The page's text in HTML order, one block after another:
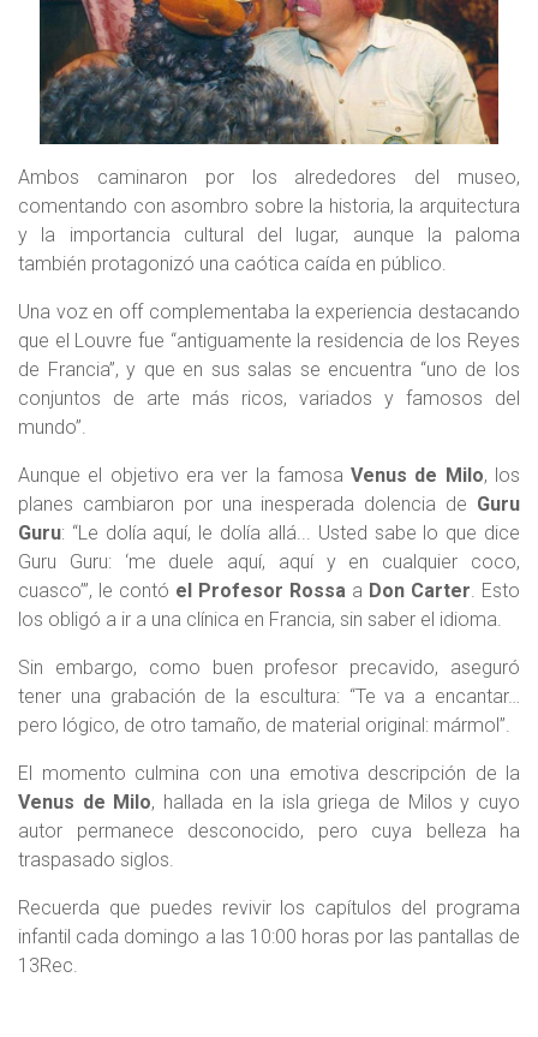
Ambos caminaron por los alrededores del museo,
comentando con asombro sobre la historia, la arquitectura
y la importancia cultural del lugar, aunque la paloma
también protagonizó una caótica caída en público.
Una voz en off complementaba la experiencia destacando
que el Louvre fue “antiguamente la residencia de los Reyes
de Francia”, y que en sus salas se encuentra “uno de los
conjuntos de arte más ricos, variados y famosos del
mundo”.
Aunque el objetivo era ver la famosaVenus de Milo, los
planes cambiaron por una inesperada dolencia de Guru
Guru: “Le dolía aquí, le dolía allá... Usted sabe lo que dice
Guru Guru: ‘me duele aquí, aquí y en cualquier coco,
cuasco’”, le contó el Profesor Rossa a Don Carter. Esto
los obligó a ir a una clínica en Francia, sin saber el idioma.
Sin embargo, como buen profesor precavido, aseguró
tener una grabación de la escultura: “Te va a encantar…
pero lógico, de otro tamaño, de material original: mármol”.
El momento culmina con una emotiva descripción de la
Venus de Milo, hallada en la isla griega de Milos y cuyo
autor permanece desconocido, pero cuya belleza ha
traspasado siglos.
Recuerda que puedes revivir los capítulos del programa
infantil cada domingo a las 10:00 horas por las pantallas de
13Rec.